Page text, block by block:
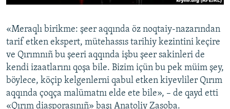
«Meraqlı birikme: şeer aqqında öz noqtaiy-nazarından
tarif etken ekspert, mütehassıs tarihiy kezintini keçire
ve Qırımnıñ bu şeeri aqqında işbu şeer sakinleri de
kendi izaatlarını qoşa bile. Bizim içün bu pek müim şey,
böylece, köçip kelgenlerni qabul etken kiyevliler Qırım
aqqında çoqça malümatnı elde ete bile», – de qayd etti
«Qırım diasporasınıñ» başı Anatoliy Zasoba.